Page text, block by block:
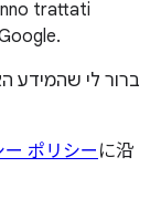
trattati
ברור לי שהמידע
ポリシー に沿